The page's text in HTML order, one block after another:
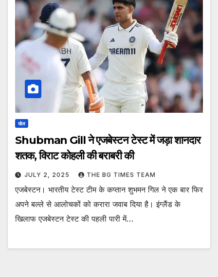
खेल
Shubman Gill ने एजबेस्टन टेस्ट में जड़ा शानदार
शतक, विराट कोहली की बराबरी की
JULY 2, 2025 THE BG TIMES TEAM
एजबेस्टन। भारतीय टेस्ट टीम के कप्तान शुभमन गिल ने एक बार फिर
अपने बल्ले से आलोचकों को करारा जवाब दिया है। इंग्लैंड के
खिलाफ एजबेस्टन टेस्ट की पहली पारी में…